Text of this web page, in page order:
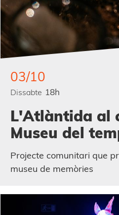
03/10
Dissabte 18h
L'Atlàntida al
Museu del
Projecte comunitari que
museu de memòries